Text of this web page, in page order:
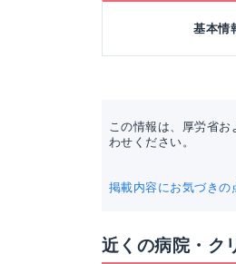
基本情
この情報は、厚労省
わせください。
掲載内容にお気づきの
近くの病院・ク